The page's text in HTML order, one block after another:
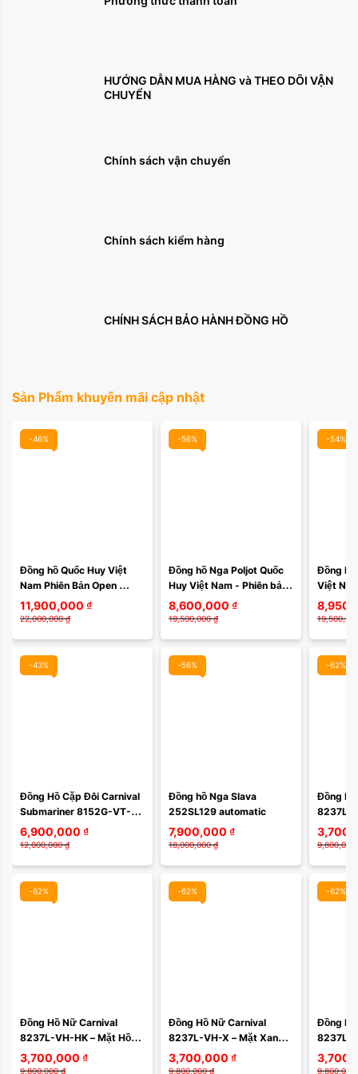
HƯỚNG DẪN MUA HÀNG và THEO DÕI VẬN
CHUYỂN
Chính sách vận chuyển
Chính sách kiểm hàng
CHÍNH SÁCH BẢO HÀNH ĐỒNG HỒ
Sản Phẩm khuyến mãi cập nhật
-46%
Đồng hồ Quốc Huy Việt
Nam Phiên Bản Open
Heart Vỏ Mạ Vàng hồng
252VN233
11,900,000 ₫
22,000,000 ₫
-56%
Đồng hồ Nga Poljot Quốc
Huy Việt Nam - Phiên bản
Limited đặc biệt 100 cái
duy nhất 252VN130
8,600,000 ₫
19,500,000 ₫
-54%
Đồng hồ
Việt
hạn 2
dây da
-43%
Đồng Hồ Cặp Đôi Carnival
Submariner 8152G-VT-D1
– Thiết Kế Thể Thao,
Sapphire, Automatic Nhật
6,900,000 ₫
12,000,000 ₫
-56%
Đồng hồ Nga Slava
252SL129 automatic
7,900,000 ₫
18,000,000 ₫
-62%
Đồng
8237L-
Lá
Quartz
9,800,000
-62%
Đồng Hồ Nữ Carnival
8237L-VH-HK – Mặt Hồng
Khảm Sang Trọng, Máy
Quartz Thụy Sĩ, Dây Mesh
3,700,000 ₫
9,800,000 ₫
-62%
Đồng Hồ Nữ Carnival
8237L-VH-X – Mặt Xanh
Sang Trọng, Máy Quartz
Thụy Sĩ, Dây Mesh Cao
3,700,000 ₫
9,800,000 ₫
-62%
Đồng
8237L-
Thời
Thụy Sĩ,
9,800,000